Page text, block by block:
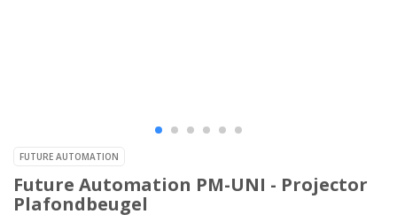
FUTURE AUTOMATION
Future Automation PM-UNI - Projector
Plafondbeugel